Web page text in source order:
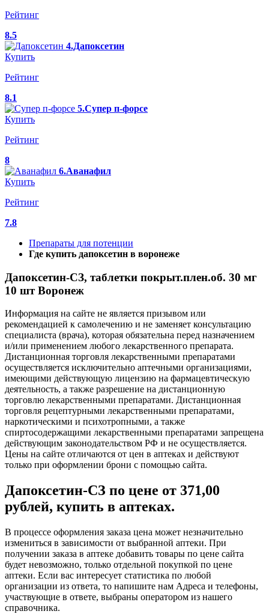
Рейтинг
8.5
4.Дапоксетин
Купить
Рейтинг
8.1
5.Супер п-форсе
Купить
Рейтинг
8
6.Аванафил
Купить
Рейтинг
7.8
Препараты для потенции
Где купить дапоксетин в воронеже
Дапоксетин-СЗ, таблетки покрыт.плен.об. 30 мг
10 шт Воронеж
Информация на сайте не является призывом или
рекомендацией к самолечению и не заменяет консультацию
специалиста (врача), которая обязательна перед назначением
и/или применением любого лекарственного препарата.
Дистанционная торговля лекарственными препаратами
осуществляется исключительно аптечными организациями,
имеющими действующую лицензию на фармацевтическую
деятельность, а также разрешение на дистанционную
торговлю лекарственными препаратами. Дистанционная
торговля рецептурными лекарственными препаратами,
наркотическими и психотропными, а также
спиртосодержащими лекарственными препаратами запрещена
действующим законодательством РФ и не осуществляется.
Цены на сайте отличаются от цен в аптеках и действуют
только при оформлении брони с помощью сайта.
Дапоксетин-СЗ по цене от 371,00
рублей, купить в аптеках.
В процессе оформления заказа цена может незначительно
измениться в зависимости от выбранной аптеки. При
получении заказа в аптеке добавить товары по цене сайта
будет невозможно, только отдельной покупкой по цене
аптеки. Если вас интересует статистика по любой
организации из ответа, то напишите нам Адреса и телефоны,
участвующие в ответе, выбраны оператором из нашего
справочника.